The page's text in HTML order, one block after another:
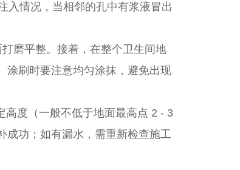
入情况，当相邻的孔中有浆液冒出
磨平整。接着，在整个卫生间地
涂刷时要注意均匀涂抹，避免出现
高度（一般不低于地面最高点 2 - 3
成功；如有漏水，需重新检查施工